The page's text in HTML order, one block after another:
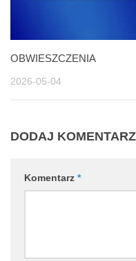
OBWIESZCZENIA
2026-05-04
DODAJ KOMENTARZ
Komentarz *